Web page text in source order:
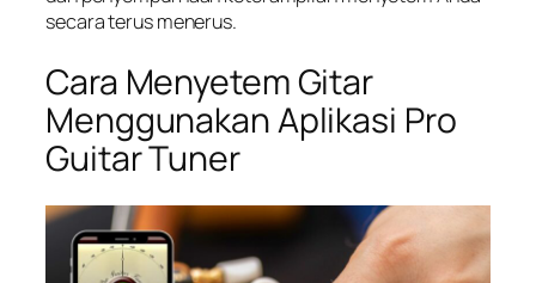
secara terus menerus.
Cara Menyetem Gitar
Menggunakan Aplikasi Pro
Guitar Tuner